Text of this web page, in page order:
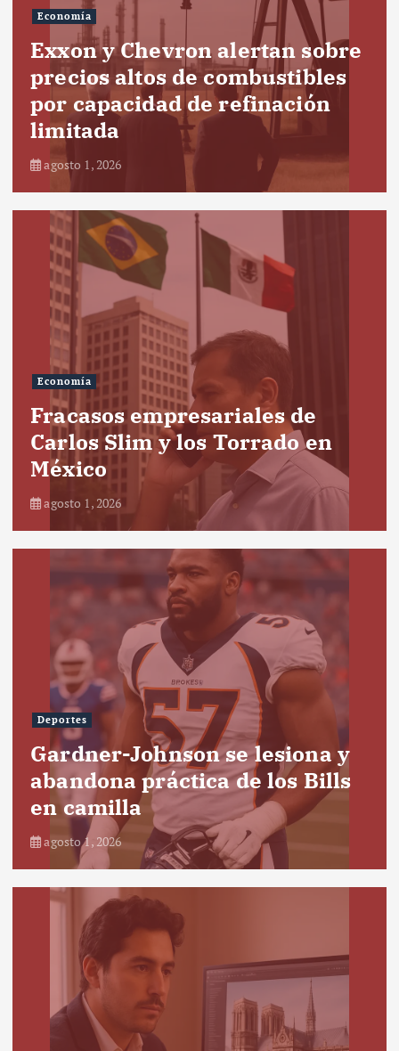
Economía
Exxon y Chevron alertan sobre
precios altos de combustibles
por capacidad de refinación
limitada
agosto 1, 2026
Economía
Fracasos empresariales de
Carlos Slim y los Torrado en
México
agosto 1, 2026
Deportes
Gardner-Johnson se lesiona y
abandona práctica de los Bills
en camilla
agosto 1, 2026